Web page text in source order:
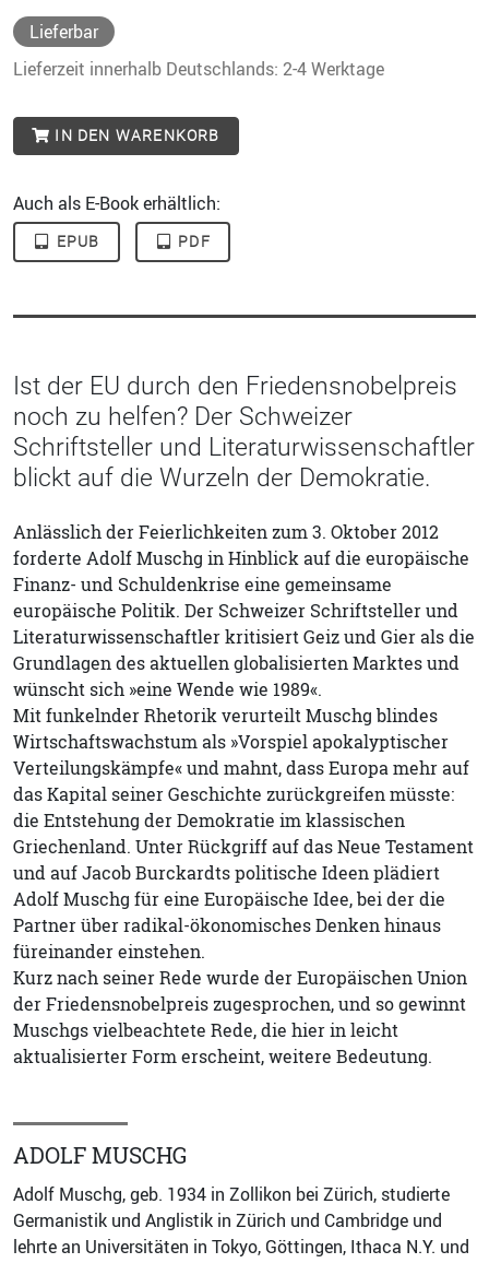
Lieferbar
Lieferzeit innerhalb Deutschlands: 2-4 Werktage
IN DEN WARENKORB
Auch als E-Book erhältlich:
EPUB PDF
Ist der EU durch den Friedensnobelpreis
noch zu helfen? Der Schweizer
Schriftsteller und Literaturwissenschaftler
blickt auf die Wurzeln der Demokratie.
Anlässlich der Feierlichkeiten zum 3. Oktober 2012
forderte Adolf Muschg in Hinblick auf die europäische
Finanz- und Schuldenkrise eine gemeinsame
europäische Politik. Der Schweizer Schriftsteller und
Literaturwissenschaftler kritisiert Geiz und Gier als die
Grundlagen des aktuellen globalisierten Marktes und
wünscht sich »eine Wende wie 1989«.
Mit funkelnder Rhetorik verurteilt Muschg blindes
Wirtschaftswachstum als »Vorspiel apokalyptischer
Verteilungskämpfe« und mahnt, dass Europa mehr auf
das Kapital seiner Geschichte zurückgreifen müsste:
die Entstehung der Demokratie im klassischen
Griechenland. Unter Rückgriff auf das Neue Testament
und auf Jacob Burckardts politische Ideen plädiert
Adolf Muschg für eine Europäische Idee, bei der die
Partner über radikal-ökonomisches Denken hinaus
füreinander einstehen.
Kurz nach seiner Rede wurde der Europäischen Union
der Friedensnobelpreis zugesprochen, und so gewinnt
Muschgs vielbeachtete Rede, die hier in leicht
aktualisierter Form erscheint, weitere Bedeutung.
ADOLF MUSCHG
Adolf Muschg, geb. 1934 in Zollikon bei Zürich, studierte
Germanistik und Anglistik in Zürich und Cambridge und
lehrte an Universitäten in Tokyo, Göttingen, Ithaca N.Y. und